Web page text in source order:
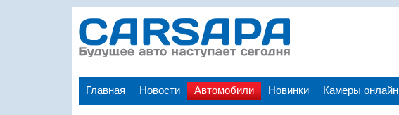
Главная Новости Автомобили Новинки Камеры онлайн